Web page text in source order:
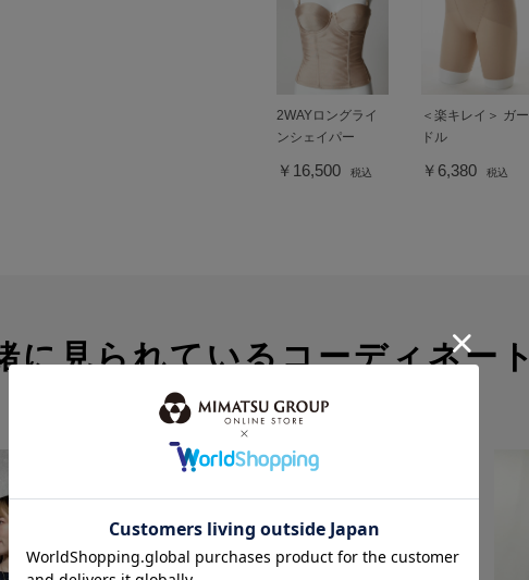
2WAYロングライ
ンシェイパー
￥16,500 税込
＜楽キレイ＞ ガー
ドル
￥6,380 税込
に見られているコーディネート